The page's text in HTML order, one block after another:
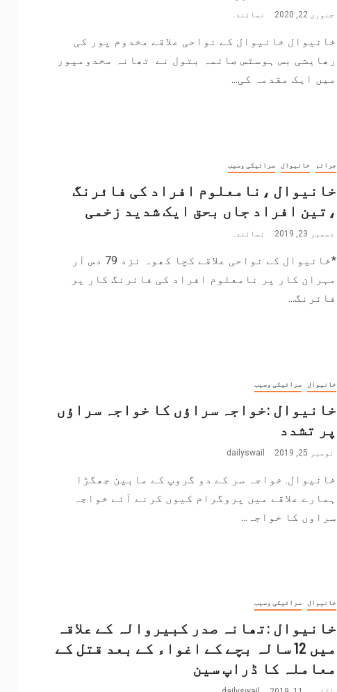
جنوری 22, 2020 نمائندہ
خانیوال خانیوال کے نواحی علاقے مخدوم پور کی
رھایشی بس ہوسٹس صائمہ بتول نے تھانہ مخدومپور
میں ایک مقدمہ کی...
جرائم خانیوال سرائیکی وسیب
خانیوال ،نامعلوم افراد کی فائرنگ
،تین افراد جاں بحق ایک شدید زخمی
دسمبر 23, 2019 نمائندہ
*خانیوال کے نواحی علاقے کچا کھوہ نزد 79 دس آر
مہران کار پر نامعلوم افراد کی فائرنگ کار پر
فائرنگ...
خانیوال سرائیکی وسیب
خانیوال :خواجہ سراؤں کا خواجہ سراؤں
پر تشدد
نومبر 25, 2019 dailyswail
خانیوال. خواجہ سر کے دو گروپ کے مابین جھگڑا
ہمارے علاقے میں پروگرام کیوں کرنے آئے خواجہ
سراوں کا خواجہ...
خانیوال سرائیکی وسیب
خانیوال :تھانہ صدر کبیروالہ کے علاقہ
میں 12 سالہ بچے کے اغواء کے بعد قتل کے
معاملہ کا ڈراپ سین